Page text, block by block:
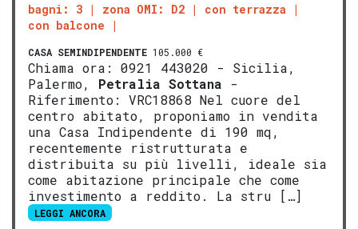
bagni: 3 zona OMI: D2
con terrazza
con balcone
CASA SEMINDIPENDENTE 105.000 €
Chiama ora: 0921 443020 - Sicilia,
Palermo, Petralia Sottana -
Riferimento: VRC18868 Nel cuore del
centro abitato, proponiamo in vendita
una Casa Indipendente di 190 mq,
recentemente ristrutturata e
distribuita su più livelli, ideale sia
come abitazione principale che come
investimento a reddito. La stru […]
LEGGI ANCORA